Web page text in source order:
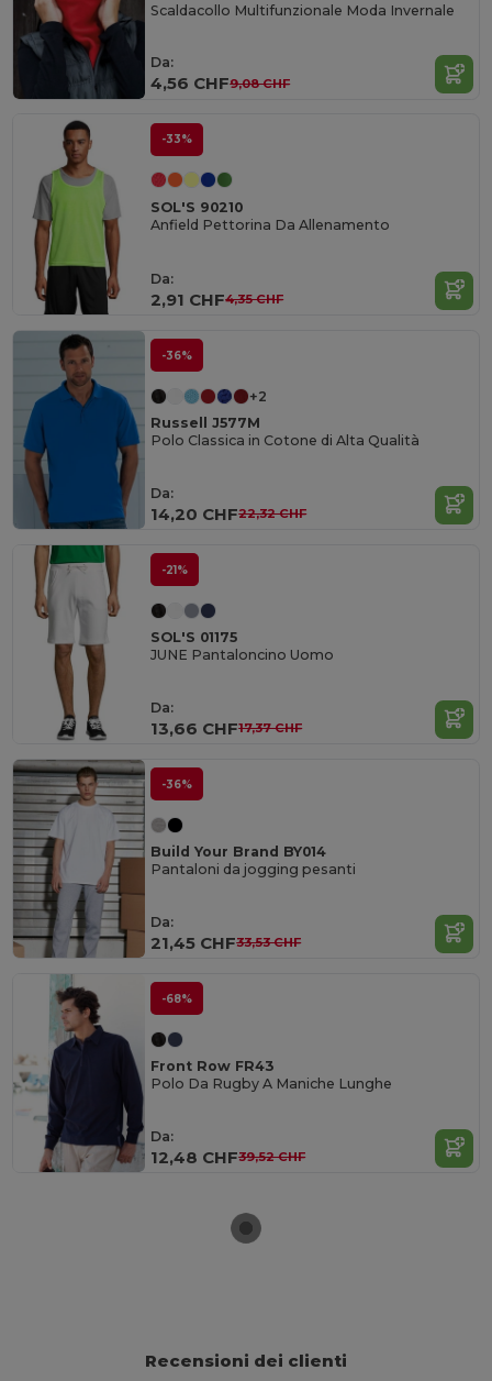
Scaldacollo Multifunzionale Moda Invernale
Da:
4,56 CHF9,08 CHF
-33%
SOL'S 90210
Anfield Pettorina Da Allenamento
Da:
2,91 CHF4,35 CHF
-36%
+2
Russell J577M
Polo Classica in Cotone di Alta Qualità
Da:
14,20 CHF22,32 CHF
-21%
SOL'S 01175
JUNE Pantaloncino Uomo
Da:
13,66 CHF17,37 CHF
-36%
Build Your Brand BY014
Pantaloni da jogging pesanti
Da:
21,45 CHF33,53 CHF
-68%
Front Row FR43
Polo Da Rugby A Maniche Lunghe
Da:
12,48 CHF39,52 CHF
Recensioni dei clienti